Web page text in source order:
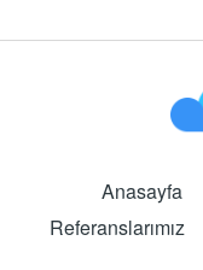
Anasayfa
Referanslarımız